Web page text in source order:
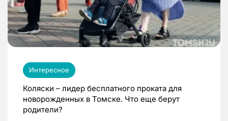
Интересное
Коляски – лидер бесплатного проката для
новорожденных в Томске. Что еще берут
родители?